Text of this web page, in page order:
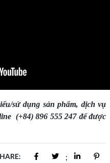
sử dụng sản phẩm, dịch vụ
(+84) 896 555 247 để được
;